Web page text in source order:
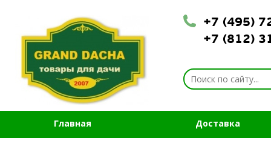
+7 (495)
+7 (812)
Главная Доставка